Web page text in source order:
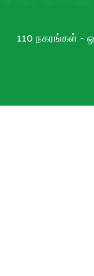
110 நகரங்கள் -